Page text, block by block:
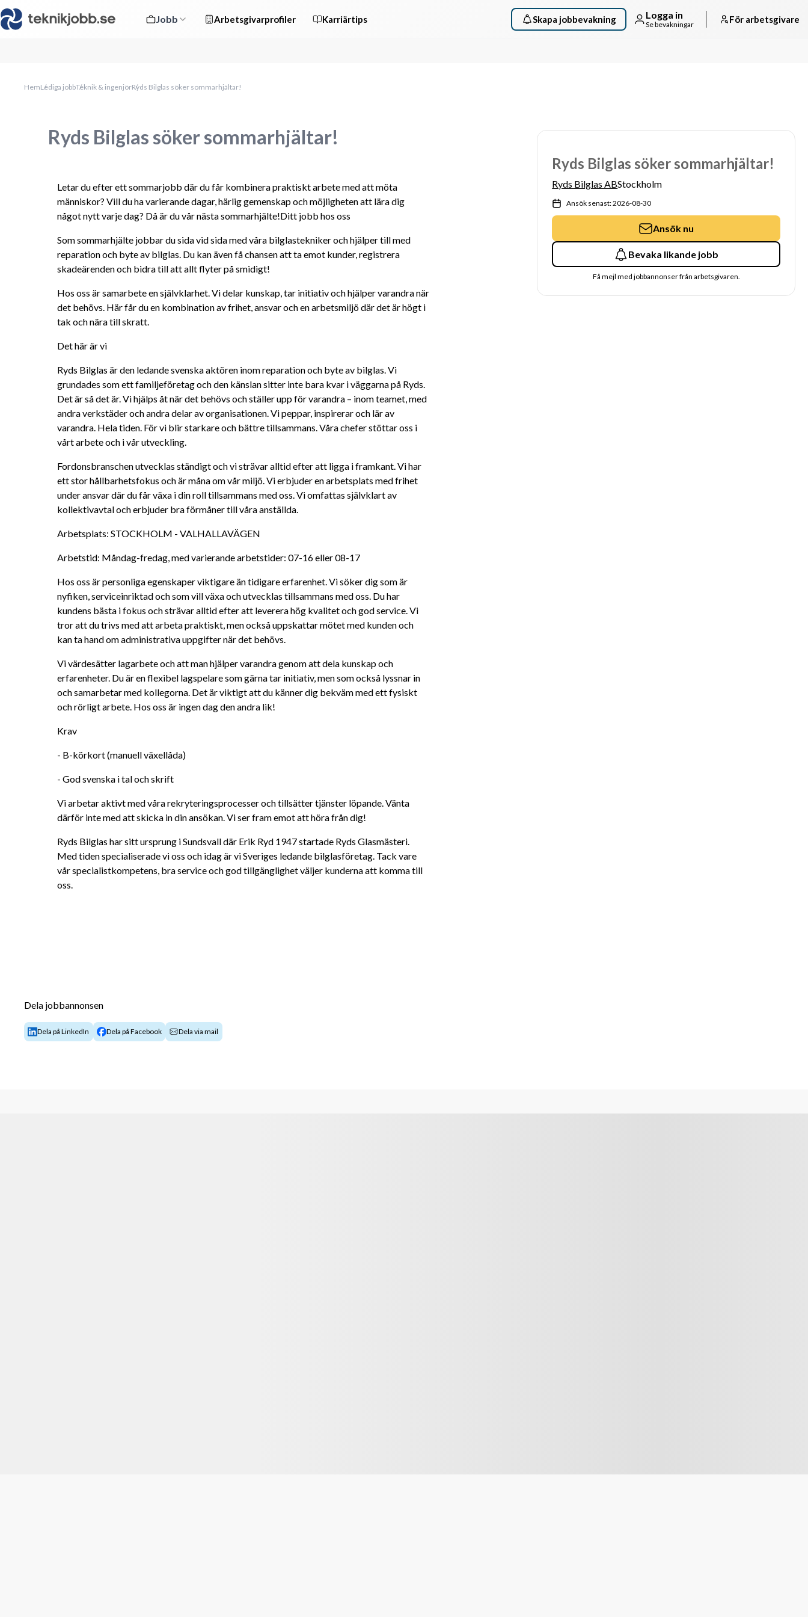
Jobb Arbetsgivarprofiler Karriärtips Skapa jobbevakning Logga in
Se bevakningar För arbetsgivare
HemLediga jobbTeknik & ingenjörRyds Bilglas söker sommarhjältar!
Ryds Bilglas söker sommarhjältar!
Letar du efter ett sommarjobb där du får kombinera praktiskt arbete med att möta
människor? Vill du ha varierande dagar, härlig gemenskap och möjligheten att lära dig
något nytt varje dag? Då är du vår nästa sommarhjälte!Ditt jobb hos oss
Som sommarhjälte jobbar du sida vid sida med våra bilglastekniker och hjälper till med
reparation och byte av bilglas. Du kan även få chansen att ta emot kunder, registrera
skadeärenden och bidra till att allt flyter på smidigt!
Hos oss är samarbete en självklarhet. Vi delar kunskap, tar initiativ och hjälper varandra när
det behövs. Här får du en kombination av frihet, ansvar och en arbetsmiljö där det är högt i
tak och nära till skratt.
Det här är vi
Ryds Bilglas är den ledande svenska aktören inom reparation och byte av bilglas. Vi
grundades som ett familjeföretag och den känslan sitter inte bara kvar i väggarna på Ryds.
Det är så det är. Vi hjälps åt när det behövs och ställer upp för varandra – inom teamet, med
andra verkstäder och andra delar av organisationen. Vi peppar, inspirerar och lär av
varandra. Hela tiden. För vi blir starkare och bättre tillsammans. Våra chefer stöttar oss i
vårt arbete och i vår utveckling.
Fordonsbranschen utvecklas ständigt och vi strävar alltid efter att ligga i framkant. Vi har
ett stor hållbarhetsfokus och är måna om vår miljö. Vi erbjuder en arbetsplats med frihet
under ansvar där du får växa i din roll tillsammans med oss. Vi omfattas självklart av
kollektivavtal och erbjuder bra förmåner till våra anställda.
Arbetsplats: STOCKHOLM - VALHALLAVÄGEN
Arbetstid: Måndag-fredag, med varierande arbetstider: 07-16 eller 08-17
Hos oss är personliga egenskaper viktigare än tidigare erfarenhet. Vi söker dig som är
nyfiken, serviceinriktad och som vill växa och utvecklas tillsammans med oss. Du har
kundens bästa i fokus och strävar alltid efter att leverera hög kvalitet och god service. Vi
tror att du trivs med att arbeta praktiskt, men också uppskattar mötet med kunden och
kan ta hand om administrativa uppgifter när det behövs.
Vi värdesätter lagarbete och att man hjälper varandra genom att dela kunskap och
erfarenheter. Du är en flexibel lagspelare som gärna tar initiativ, men som också lyssnar in
och samarbetar med kollegorna. Det är viktigt att du känner dig bekväm med ett fysiskt
och rörligt arbete. Hos oss är ingen dag den andra lik!
Krav
- B-körkort (manuell växellåda)
- God svenska i tal och skrift
Vi arbetar aktivt med våra rekryteringsprocesser och tillsätter tjänster löpande. Vänta
därför inte med att skicka in din ansökan. Vi ser fram emot att höra från dig!
Ryds Bilglas har sitt ursprung i Sundsvall där Erik Ryd 1947 startade Ryds Glasmästeri.
Med tiden specialiserade vi oss och idag är vi Sveriges ledande bilglasföretag. Tack vare
vår specialistkompetens, bra service och god tillgänglighet väljer kunderna att komma till
oss.
Ryds Bilglas söker sommarhjältar!
Ryds Bilglas ABStockholm
Ansök senast: 2026-08-30
Ansök nu
Bevaka likande jobb
Få mejl med jobbannonser från arbetsgivaren.
Dela jobbannonsen
Dela på LinkedIn Dela på Facebook Dela via mail